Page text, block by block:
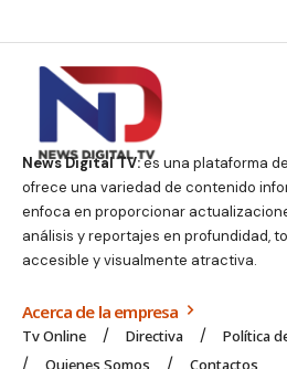
News Digital TV:es una plataforma
ofrece una variedad de contenido
enfoca en proporcionar
análisis y reportajes en profundidad,
accesible y visualmente atractiva.
Acerca de la empresa
Tv Online Directiva
Política
Quienes Somos
Contactos